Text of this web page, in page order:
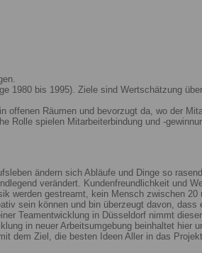
1980 bis 1995). Ziele sind Wertschätzung
Räumen und bevorzugt da, wo der
Rolle spielen Mitarbeiterbindung und -
ändern sich Abläufe und Dinge so
verändert. Kundenfreundlichkeit und
werden gestreamt, kein Mensch zwischen
sein können und bin überzeugt davon,
Teamentwicklung in Düsseldorf nimmt
in neuer Arbeitsumgebung beinhaltet hier
dem Ziel, die besten Ideen Aller in das